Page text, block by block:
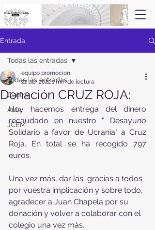
Entrada
Todas las entradas
Centro
Aula
JCEM
Todas las entradas
Donación CRUZ ROJA:
equipo promocion
22 abr 20221 min de lectura
Hoy hacemos entrega del dinero
recaudado en nuestro " Desayuno
Solidario a favor de Ucrania" a Cruz
Roja. En total se ha recogido 797
euros.
Una vez más, dar las  gracias a todos
por vuestra implicación y sobre todo,
agradecer a Juan Chapela por su
donación y volver a colaborar con el
colegio una vez más.